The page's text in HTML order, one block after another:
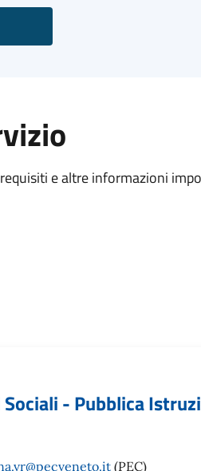
e altre informazioni
- Pubblica
(PEC)